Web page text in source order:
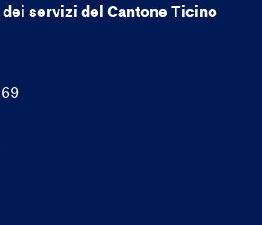
dei servizi del Cantone Ticino